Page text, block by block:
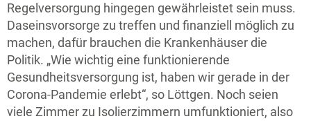
Regelversorgung hingegen gewährleistet sein muss.
Daseinsvorsorge zu treffen und finanziell möglich zu
machen, dafür brauchen die Krankenhäuser die
Politik. „Wie wichtig eine funktionierende
Gesundheitsversorgung ist, haben wir gerade in der
Corona-Pandemie erlebt“, so Löttgen. Noch seien
viele Zimmer zu Isolierzimmern umfunktioniert, also